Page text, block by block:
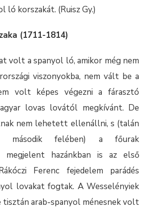
ló korszakát. (Ruisz Gy.)
(1711-1814)
volt a spanyol ló, amikor még nem
viszonyokba, nem vált be a
volt képes végezni a fárasztó
lovas lovától megkívánt. De
nem lehetett ellenállni, s (talán
második felében) a főurak
megjelent hazánkban is az első
Ferenc fejedelem parádés
lovakat fogtak. A Wesselényiek
tisztán arab-spanyol ménesnek volt